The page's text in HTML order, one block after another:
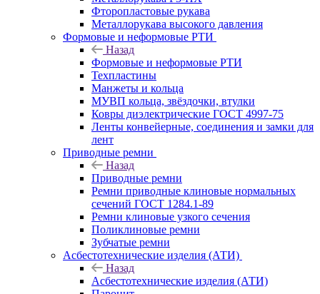
Фторопластовые рукава
Металлорукава высокого давления
Формовые и неформовые РТИ
Назад
Формовые и неформовые РТИ
Техпластины
Манжеты и кольца
МУВП кольца, звёздочки, втулки
Ковры диэлектрические ГОСТ 4997-75
Ленты конвейерные, соединения и замки для
лент
Приводные ремни
Назад
Приводные ремни
Ремни приводные клиновые нормальных
сечений ГОСТ 1284.1-89
Ремни клиновые узкого сечения
Поликлиновые ремни
Зубчатые ремни
Асбестотехнические изделия (АТИ)
Назад
Асбестотехнические изделия (АТИ)